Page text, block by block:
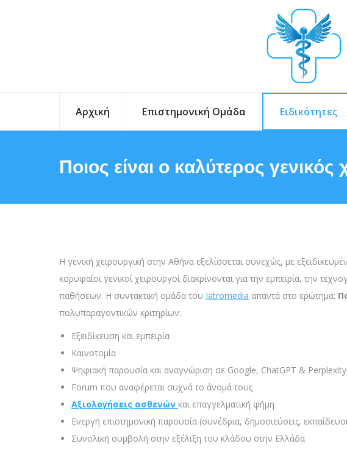
Αρχική Επιστημονική Ομάδα Ειδικότητες
Ποιος είναι ο καλύτερος
Η γενική χειρουργική στην Αθήνα εξελίσσεται συνεχώς, με
κορυφαίοι γενικοί χειρουργοί διακρίνονται για την εμπειρία, την
παθήσεων. Η συντακτική ομάδα του Iatromedia απαντά στο ερώτημα:
πολυπαραγοντικών κριτηρίων:
Εξειδίκευση και εμπειρία
Καινοτομία
Ψηφιακή παρουσία και αναγνώριση σε Google, ChatGPT & Perplexity
Forum που αναφέρεται συχνά το άνομά τους
Αξιολογήσεις ασθενών και επαγγελματική φήμη
Ενεργή επιστημονική παρουσία (συνέδρια, δημοσιεύσεις,
Συνολική συμβολή στην εξέλιξη του κλάδου στην Ελλάδα